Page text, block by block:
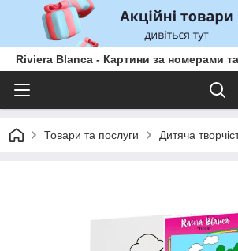
Riviera Blanca - Картини за номерами
Товари та послуги Дитяча